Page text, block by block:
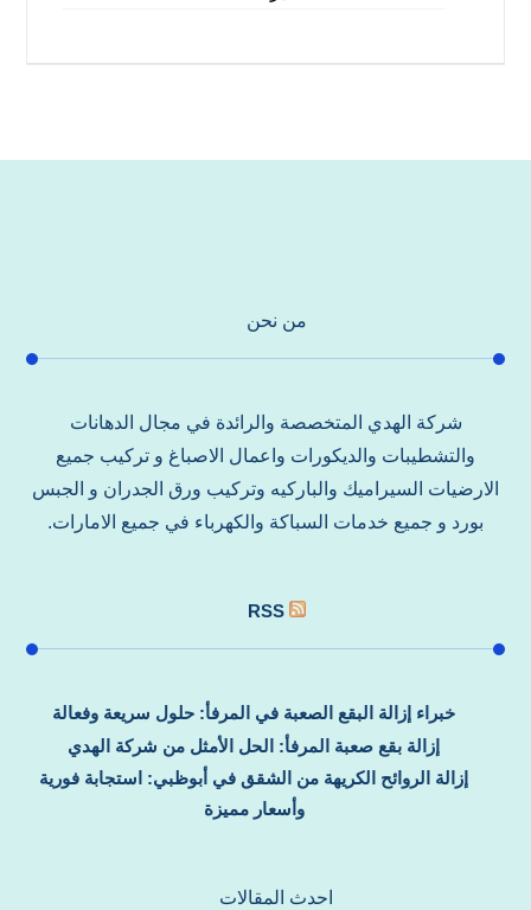
من نحن
شركة الهدي المتخصصة والرائدة في مجال الدهانات
والتشطيبات والديكورات واعمال الاصباغ و تركيب جميع
الارضيات السيراميك والباركيه وتركيب ورق الجدران و الجبس
بورد و جميع خدمات السباكة والكهرباء في جميع الامارات.
RSS
خبراء إزالة البقع الصعبة في المرفأ: حلول سريعة وفعالة
إزالة بقع صعبة المرفأ: الحل الأمثل من شركة الهدي
إزالة الروائح الكريهة من الشقق في أبوظبي: استجابة فورية
وأسعار مميزة
احدث المقالات